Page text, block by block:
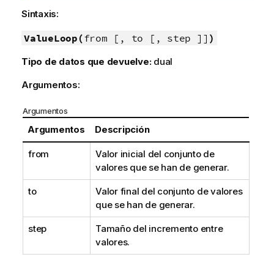
a
n
o
m
t
i
v
Sintaxis:
ValueLoop(from [, to [, step ]] )
Tipo de datos que devuelve: dual
Argumentos:
Argumentos
Argumentos Descripción
from
Valor inicial del conjunto de
valores que se han de generar.
to
Valor final del conjunto de valores
que se han de generar.
step
Tamaño del incremento entre
valores.